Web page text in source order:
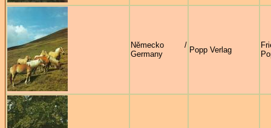
Německo /
Germany
Popp Verlag